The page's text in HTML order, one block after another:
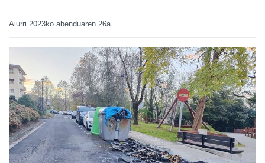
Aiurri 2023ko abenduaren 26a